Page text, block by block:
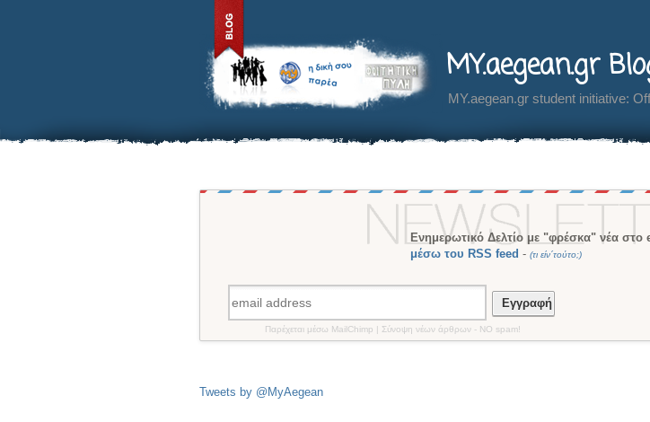
MY.aegean.gr
MY.aegean.gr student initiative:
Ενημερωτικό Δελτίο με "φρέσκα" νέα στο
μέσω του RSS feed - (τι είν´τούτο;)
Εγγραφή
Παρέχεται μέσω MailChimp | Σύνοψη νέων άρθρων - NO spam!
Tweets by @MyAegean